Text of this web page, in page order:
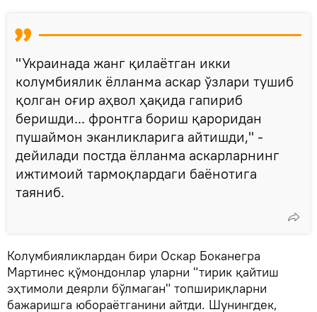
"Украинада жанг қилаётган икки
колумбиялик ёлланма аскар ўзлари тушиб
қолган оғир аҳвол ҳақида гапириб
беришди... фронтга бориш қароридан
пушаймон эканликларига айтишди," -
дейилади постда ёлланма аскарларнинг
ижтимоий тармоқлардаги баёнотига
таяниб.
Колумбияликлардан бири Оскар Боканегра
Мартинес қўмондонлар уларни "тирик қайтиш
эҳтимоли деярли бўлмаган" топшириқларни
бажаришга юбораётганини айтди. Шунингдек,